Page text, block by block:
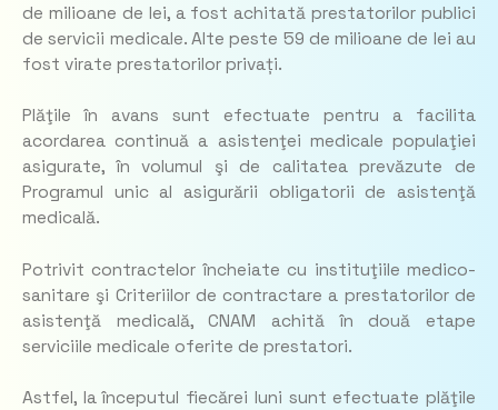
de milioane de lei, a fost achitată prestatorilor publici
de servicii medicale. Alte peste 59 de milioane de lei au
fost virate prestatorilor privați.
Plăţile în avans sunt efectuate pentru a facilita
acordarea continuă a asistenţei medicale populaţiei
asigurate, în volumul şi de calitatea prevăzute de
Programul unic al asigurării obligatorii de asistenţă
medicală.
Potrivit contractelor încheiate cu instituţiile medico-
sanitare şi Criteriilor de contractare a prestatorilor de
asistenţă medicală, CNAM achită în două etape
serviciile medicale oferite de prestatori.
Astfel, la începutul fiecărei luni sunt efectuate plăţile